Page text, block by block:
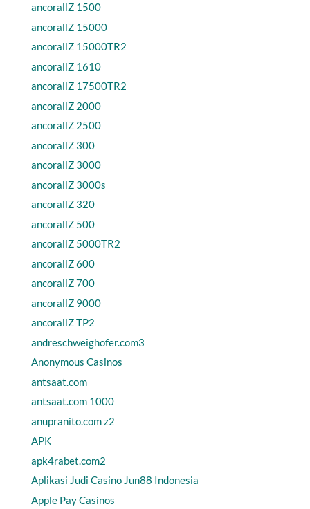
ancorallZ 1500
ancorallZ 15000
ancorallZ 15000TR2
ancorallZ 1610
ancorallZ 17500TR2
ancorallZ 2000
ancorallZ 2500
ancorallZ 300
ancorallZ 3000
ancorallZ 3000s
ancorallZ 320
ancorallZ 500
ancorallZ 5000TR2
ancorallZ 600
ancorallZ 700
ancorallZ 9000
ancorallZ TP2
andreschweighofer.com3
Anonymous Casinos
antsaat.com
antsaat.com 1000
anupranito.com z2
APK
apk4rabet.com2
Aplikasi Judi Casino Jun88 Indonesia
Apple Pay Casinos